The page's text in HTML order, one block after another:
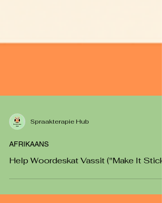
Spraakterapie Hub
AFRIKAANS
Help Woordeskat Vassit ("Make It